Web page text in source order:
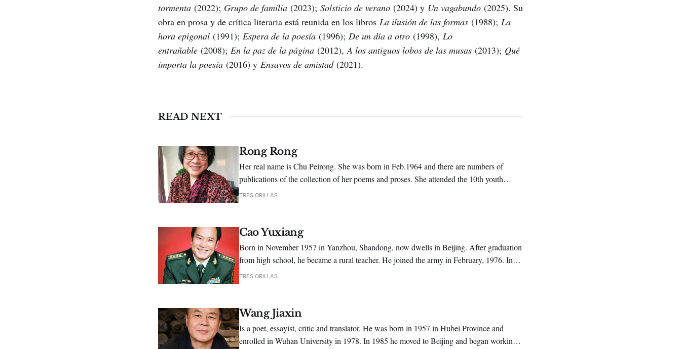
tormenta (2022); Grupo de familia (2023); Solsticio de verano (2024) y Un vagabundo (2025). Su
obra en prosa y de crítica literaria está reunida en los libros La ilusión de las formas (1988); La
hora epigonal (1991); Espera de la poesía (1996); De un día a otro (1998), Lo
entrañable (2008); En la paz de la página (2012), A los antiguos lobos de las musas (2013); Qué
importa la poesía (2016) y Ensayos de amistad(2021).
READ NEXT
Rong Rong
Her real name is Chu Peirong. She was born in Feb.1964 and there are numbers of
publications of the collection of her poems and proses. She attended the 10th youth
poetry conference hosted by Shikan Poetry Periodical.
TRES ORILLAS
Cao Yuxiang
Born in November 1957 in Yanzhou, Shandong, now dwells in Beijing. After graduation
from high school, he became a rural teacher. He joined the army in February, 1976. In
1991, he graduated from the Art Academy of PLA, majoring in literature.
TRES ORILLAS
Wang Jiaxin
Is a poet, essayist, critic and translator. He was born in 1957 in Hubei Province and
enrolled in Wuhan University in 1978. In 1985 he moved to Beijing and began working